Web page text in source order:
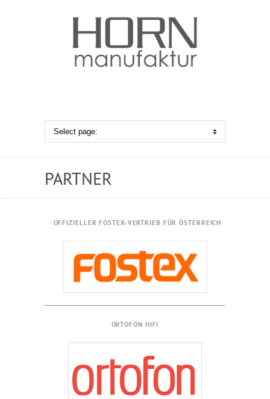
PARTNER
OFFIZIELLER FOSTEX-VERTRIEB FÜR ÖSTERREICH
ORTOFON HIFI